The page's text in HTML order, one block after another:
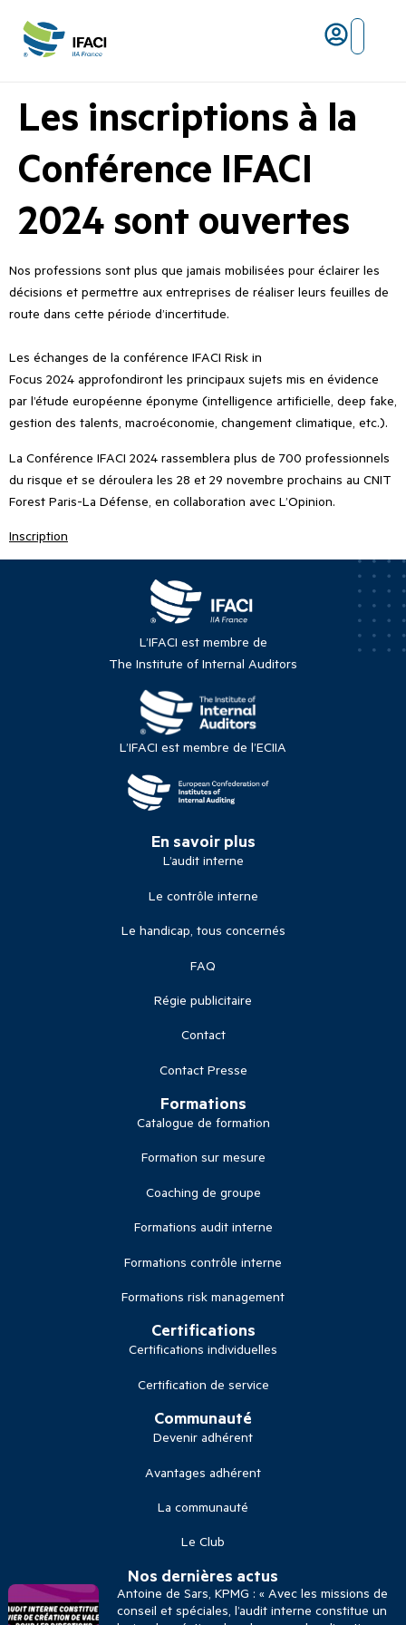
Les inscriptions à la
Conférence IFACI
2024 sont ouvertes
Nos professions sont plus que jamais mobilisées pour éclairer les
décisions et permettre aux entreprises de réaliser leurs feuilles de
route dans cette période d’incertitude.
Les échanges de la conférence IFACI Risk in
Focus 2024 approfondiront les principaux sujets mis en évidence
par l’étude européenne éponyme (intelligence artificielle, deep fake,
gestion des talents, macroéconomie, changement climatique, etc.).
La Conférence IFACI 2024 rassemblera plus de 700 professionnels
du risque et se déroulera les 28 et 29 novembre prochains au CNIT
Forest Paris-La Défense, en collaboration avec L’Opinion.
Inscription
L’IFACI est membre de
The Institute of Internal Auditors
L’IFACI est membre de l’ECIIA
En savoir plus
L’audit interne
Le contrôle interne
Le handicap, tous concernés
FAQ
Régie publicitaire
Contact
Contact Presse
Formations
Catalogue de formation
Formation sur mesure
Coaching de groupe
Formations audit interne
Formations contrôle interne
Formations risk management
Certifications
Certifications individuelles
Certification de service
Communauté
Devenir adhérent
Avantages adhérent
La communauté
Le Club
Nos dernières actus
Antoine de Sars, KPMG : « Avec les missions de
conseil et spéciales, l’audit interne constitue un